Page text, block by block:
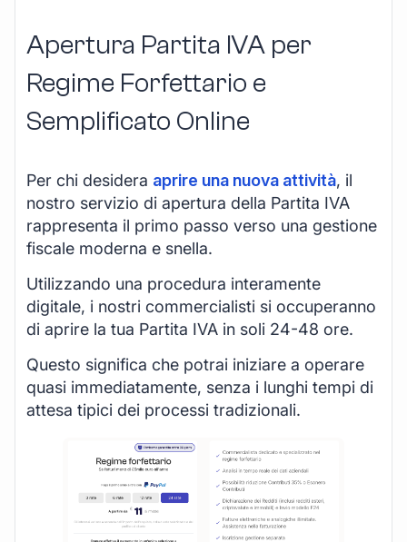
Apertura Partita IVA per
Regime Forfettario e
Semplificato Online
Per chi desidera aprire una nuova attività, il
nostro servizio di apertura della Partita IVA
rappresenta il primo passo verso una gestione
fiscale moderna e snella.
Utilizzando una procedura interamente
digitale, i nostri commercialisti si occuperanno
di aprire la tua Partita IVA in soli 24-48 ore.
Questo significa che potrai iniziare a operare
quasi immediatamente, senza i lunghi tempi di
attesa tipici dei processi tradizionali.